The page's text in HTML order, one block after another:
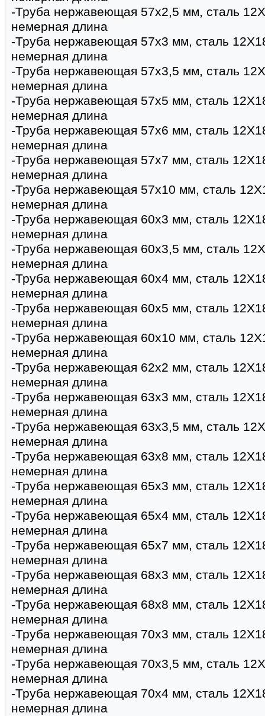
-Труба нержавеющая 57х2,5 мм, сталь
немерная длина
-Труба нержавеющая 57х3 мм, сталь
немерная длина
-Труба нержавеющая 57х3,5 мм, сталь
немерная длина
-Труба нержавеющая 57х5 мм, сталь
немерная длина
-Труба нержавеющая 57х6 мм, сталь
немерная длина
-Труба нержавеющая 57х7 мм, сталь
немерная длина
-Труба нержавеющая 57х10 мм, сталь
немерная длина
-Труба нержавеющая 60х3 мм, сталь
немерная длина
-Труба нержавеющая 60х3,5 мм, сталь
немерная длина
-Труба нержавеющая 60х4 мм, сталь
немерная длина
-Труба нержавеющая 60х5 мм, сталь
немерная длина
-Труба нержавеющая 60х10 мм, сталь
немерная длина
-Труба нержавеющая 62х2 мм, сталь
немерная длина
-Труба нержавеющая 63х3 мм, сталь
немерная длина
-Труба нержавеющая 63х3,5 мм, сталь
немерная длина
-Труба нержавеющая 63х8 мм, сталь
немерная длина
-Труба нержавеющая 65х3 мм, сталь
немерная длина
-Труба нержавеющая 65х4 мм, сталь
немерная длина
-Труба нержавеющая 65х7 мм, сталь
немерная длина
-Труба нержавеющая 68х3 мм, сталь
немерная длина
-Труба нержавеющая 68х8 мм, сталь
немерная длина
-Труба нержавеющая 70х3 мм, сталь
немерная длина
-Труба нержавеющая 70х3,5 мм, сталь
немерная длина
-Труба нержавеющая 70х4 мм, сталь
немерная длина